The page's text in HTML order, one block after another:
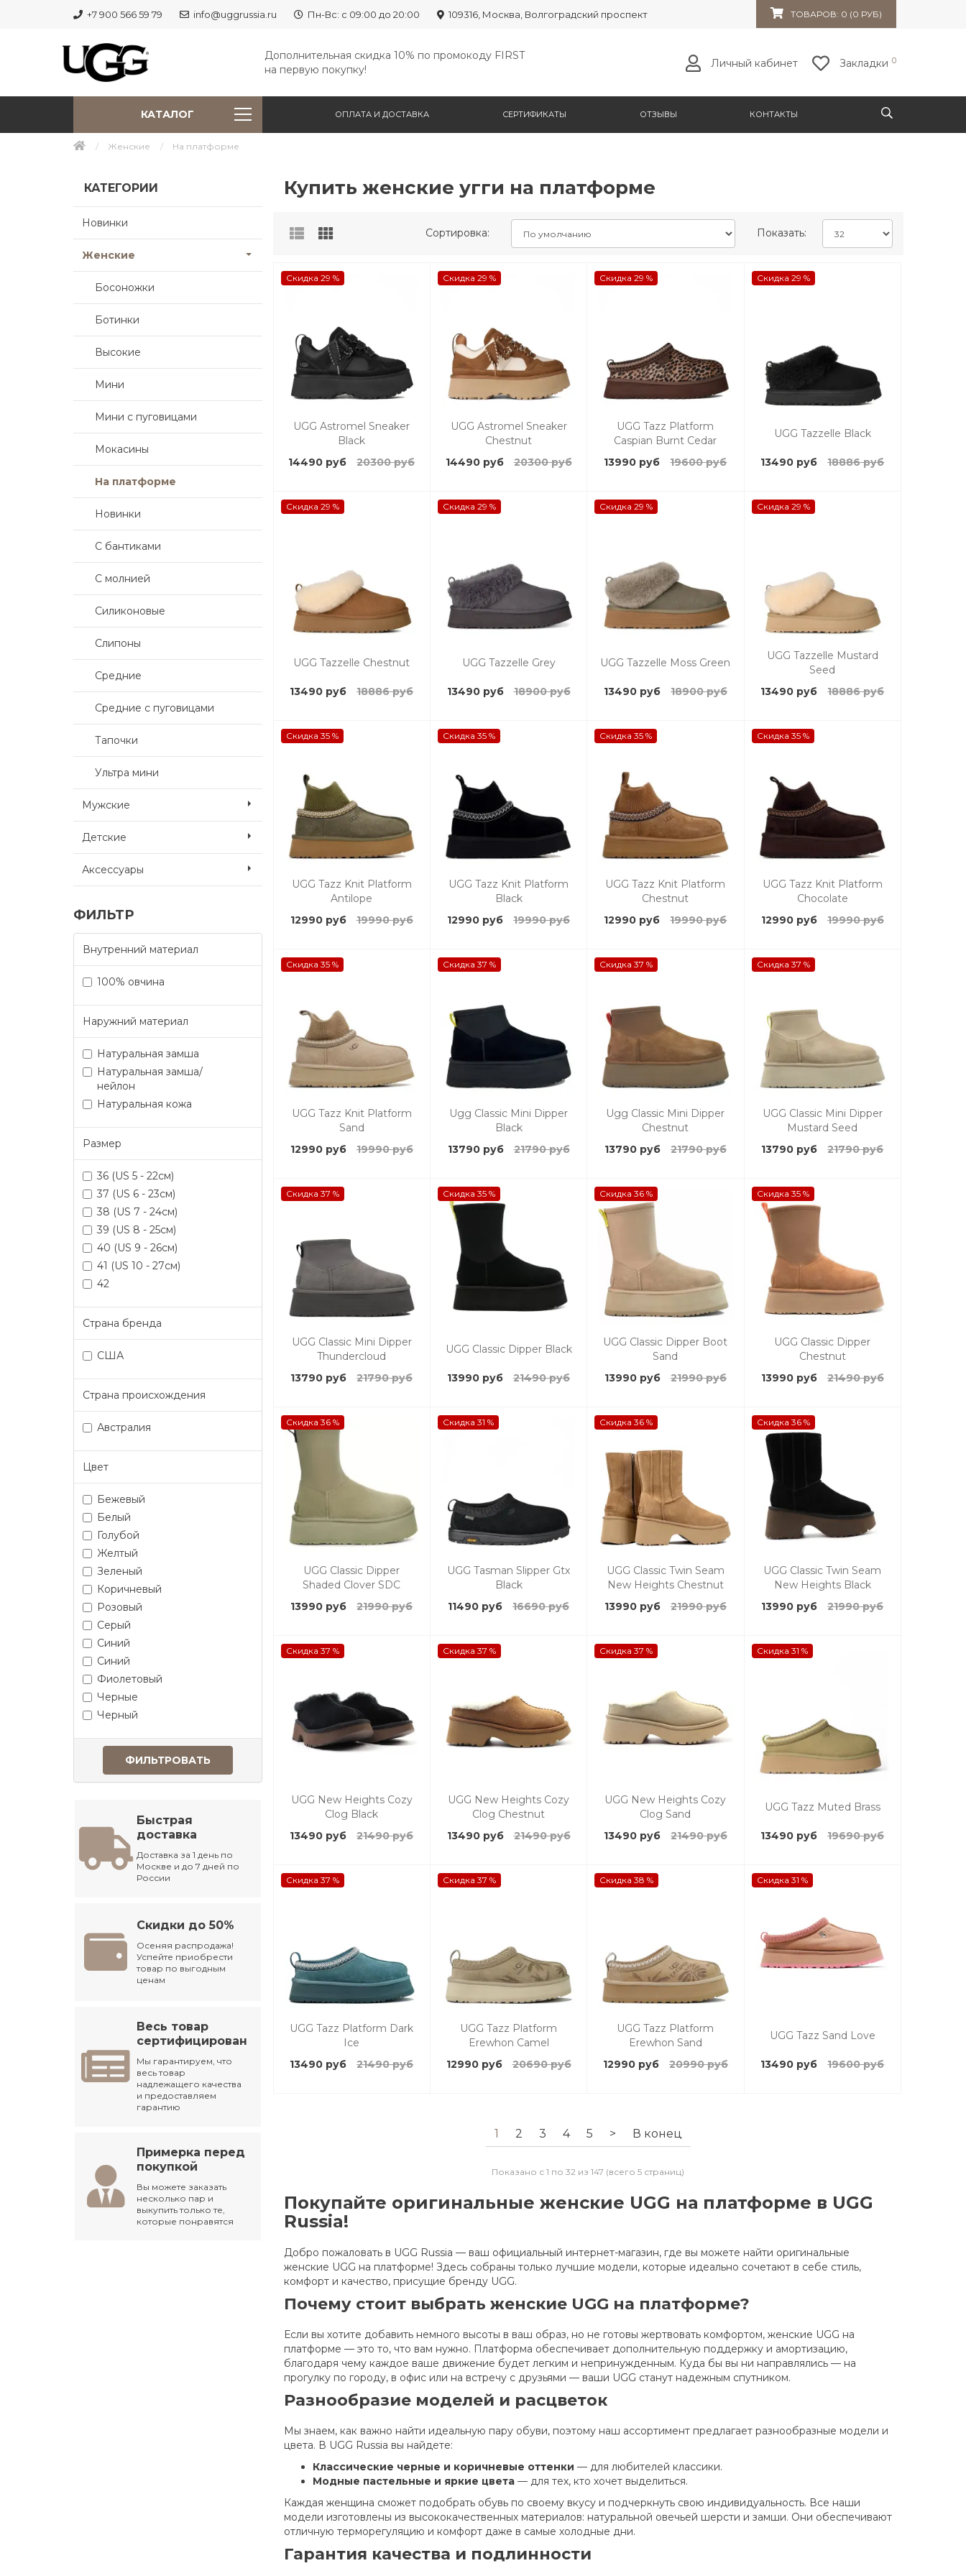
+7 900 566 59 79 info@uggrussia.ru Пн-Вс: с 09:00 до 20:00 109316, Москва, Волгоградский проспект 32к10 ТОВАРОВ: 0 (0 РУБ)
Дополнительная скидка 10% по промокоду FIRST
на первую покупку!
Личный кабинет Закладки 0
КАТАЛОГ ОПЛАТА И ДОСТАВКА СЕРТИФИКАТЫ ОТЗЫВЫ КОНТАКТЫ
Женские На платформе
КАТЕГОРИИ
Новинки
Женские
Босоножки
Ботинки
Высокие
Мини
Мини с пуговицами
Мокасины
На платформе
Новинки
С бантиками
С молнией
Силиконовые
Слипоны
Средние
Средние с пуговицами
Тапочки
Ультра мини
Мужские
Детские
Аксессуары
ФИЛЬТР
Внутренний материал
100% овчина
Наружний материал
Натуральная замша
Натуральная замша/
нейлон
Натуральная кожа
Размер
36 (US 5 - 22см)
37 (US 6 - 23см)
38 (US 7 - 24см)
39 (US 8 - 25см)
40 (US 9 - 26см)
41 (US 10 - 27см)
42
Страна бренда
США
Страна происхождения
Австралия
Цвет
Бежевый
Белый
Голубой
Желтый
Зеленый
Коричневый
Розовый
Серый
Синий
Синий
Фиолетовый
Черные
Черный
ФИЛЬТРОВАТЬ
Быстрая
доставка
Доставка за 1 день по
Москве и до 7 дней по
России
Скидки до 50%
Осеняя распродажа!
Успейте приобрести
товар по выгодным
ценам
Весь товар
сертифицирован
Мы гарантируем, что
весь товар
надлежащего качества
и предоставляем
гарантию
Примерка перед
покупкой
Вы можете заказать
несколько пар и
выкупить только те,
которые понравятся
Купить женские угги на платформе
Сортировка: Показать:
Скидка 29 %
UGG Astromel Sneaker
Black
14490 руб
20300 руб
Скидка 29 %
UGG Astromel Sneaker
Chestnut
14490 руб
20300 руб
Скидка 29 %
UGG Tazz Platform
Caspian Burnt Cedar
13990 руб
19600 руб
Скидка 29 %
UGG Tazzelle Black
13490 руб 18886 руб
Скидка 29 %
UGG Tazzelle Chestnut
13490 руб 18886 руб
Скидка 29 %
UGG Tazzelle Grey
13490 руб 18900 руб
Скидка 29 %
UGG Tazzelle Moss Green
13490 руб 18900 руб
Скидка 29 %
UGG Tazzelle Mustard
Seed
13490 руб
18886 руб
Скидка 35 %
UGG Tazz Knit Platform
Antilope
12990 руб
19990 руб
Скидка 35 %
UGG Tazz Knit Platform
Black
12990 руб
19990 руб
Скидка 35 %
UGG Tazz Knit Platform
Chestnut
12990 руб
19990 руб
Скидка 35 %
UGG Tazz Knit Platform
Chocolate
12990 руб
19990 руб
Скидка 35 %
UGG Tazz Knit Platform
Sand
12990 руб
19990 руб
Скидка 37 %
Ugg Classic Mini Dipper
Black
13790 руб
21790 руб
Скидка 37 %
Ugg Classic Mini Dipper
Chestnut
13790 руб
21790 руб
Скидка 37 %
UGG Classic Mini Dipper
Mustard Seed
13790 руб
21790 руб
Скидка 37 %
UGG Classic Mini Dipper
Thundercloud
13790 руб
21790 руб
Скидка 35 %
UGG Classic Dipper Black
13990 руб 21490 руб
Скидка 36 %
UGG Classic Dipper Boot
Sand
13990 руб
21990 руб
Скидка 35 %
UGG Classic Dipper
Chestnut
13990 руб
21490 руб
Скидка 36 %
UGG Classic Dipper
Shaded Clover SDC
13990 руб
21990 руб
Скидка 31 %
UGG Tasman Slipper Gtx
Black
11490 руб
16690 руб
Скидка 36 %
UGG Classic Twin Seam
New Heights Chestnut
13990 руб
21990 руб
Скидка 36 %
UGG Classic Twin Seam
New Heights Black
13990 руб
21990 руб
Скидка 37 %
UGG New Heights Cozy
Clog Black
13490 руб
21490 руб
Скидка 37 %
UGG New Heights Cozy
Clog Chestnut
13490 руб
21490 руб
Скидка 37 %
UGG New Heights Cozy
Clog Sand
13490 руб
21490 руб
Скидка 31 %
UGG Tazz Muted Brass
13490 руб 19690 руб
Скидка 37 %
UGG Tazz Platform Dark
Ice
13490 руб
21490 руб
Скидка 37 %
UGG Tazz Platform
Erewhon Camel
12990 руб
20690 руб
Скидка 38 %
UGG Tazz Platform
Erewhon Sand
12990 руб
20990 руб
Скидка 31 %
UGG Tazz Sand Love
13490 руб 19600 руб
1 2 3 4 5 > В конец
Показано с 1 по 32 из 147 (всего 5 страниц)
Покупайте оригинальные женские UGG на платформе в UGG
Russia!
Добро пожаловать в UGG Russia — ваш официальный интернет-магазин, где вы можете найти оригинальные
женские UGG на платформе! Здесь собраны только лучшие модели, которые идеально сочетают в себе стиль,
комфорт и качество, присущие бренду UGG.
Почему стоит выбрать женские UGG на платформе?
Если вы хотите добавить немного высоты в ваш образ, но не готовы жертвовать комфортом, женские UGG на
платформе — это то, что вам нужно. Платформа обеспечивает дополнительную поддержку и амортизацию,
благодаря чему каждое ваше движение будет легким и непринужденным. Куда бы вы ни направлялись — на
прогулку по городу, в офис или на встречу с друзьями — ваши UGG станут надежным спутником.
Разнообразие моделей и расцветок
Мы знаем, как важно найти идеальную пару обуви, поэтому наш ассортимент предлагает разнообразные модели и
цвета. В UGG Russia вы найдете:
Классические черные и коричневые оттенки — для любителей классики.
Модные пастельные и яркие цвета— для тех, кто хочет выделиться.
Каждая женщина сможет подобрать обувь по своему вкусу и подчеркнуть свою индивидуальность. Все наши
модели изготовлены из высококачественных материалов: натуральной овечьей шерсти и замши. Они обеспечивают
отличную терморегуляцию и комфорт даже в самые холодные дни.
Гарантия качества и подлинности